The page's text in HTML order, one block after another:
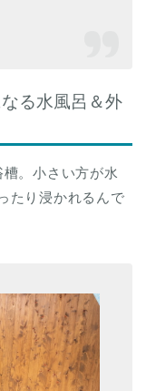
る水風呂＆外
。小さい方が水
たり浸かれるんで